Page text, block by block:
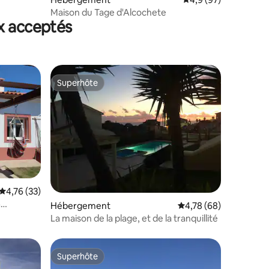
Maison du Tage d'Alcochete
acceptés
: 4,86 sur 5
moyenne sur la base de 33 commentaires : 4,76 sur 5
4,76 (33)
Superhôte
Superhôte
Hébergement Évaluation moyenne
4,78 (68)
La maison de la plage, et de la tranquillité
Superhôte
Superhôte